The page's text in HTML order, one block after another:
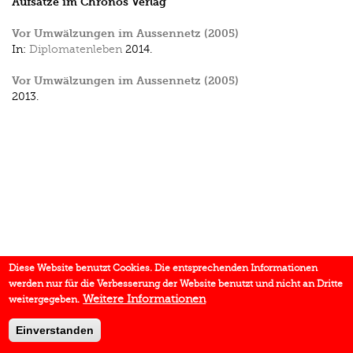
Vor Umwälzungen im Aussennetz (2005)
In: Diplomatenleben 2014.
Vor Umwälzungen im Aussennetz (2005)
2013.
Diese Website benutzt Cookies. Die entsprechenden Informationen
werden nur für die Verbesserung der Website benutzt und nicht an Dritte
weitergegeben. Weitere Informationen
Einverstanden